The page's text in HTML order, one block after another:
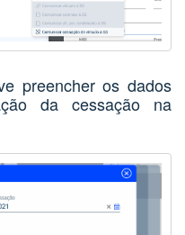
preencher os dados
da cessação na